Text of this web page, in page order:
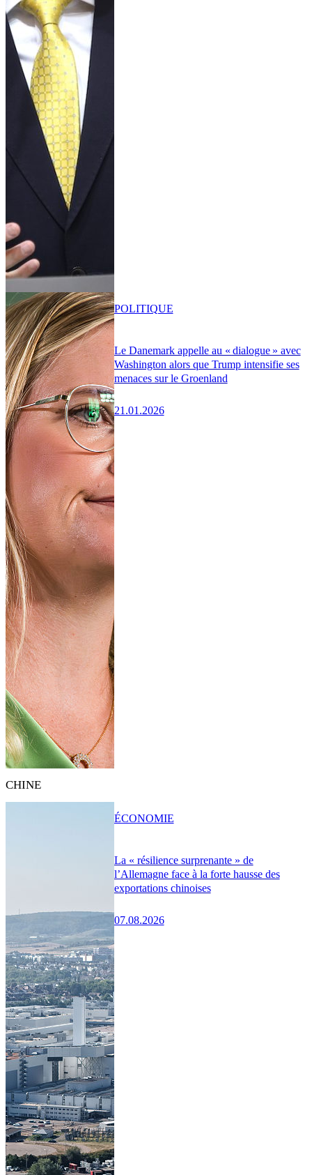
Le Danemark appelle au « dialogue » avec
Washington alors que Trump intensifie ses
menaces sur le Groenland
21.01.2026
POLITIQUE
CHINE
La « résilience surprenante » de
l’Allemagne face à la forte hausse des
exportations chinoises
07.08.2026
ÉCONOMIE